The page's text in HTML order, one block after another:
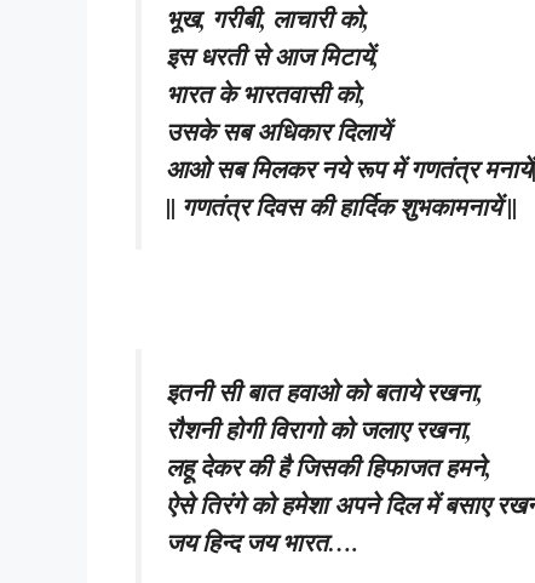
भूख, गरीबी, लाचारी को,
इस धरती से आज मिटायें,
भारत के भारतवासी को,
उसके सब अधिकार दिलायें
आओ सब मिलकर नये रूप में गणतंत्र
|| गणतंत्र दिवस की हार्दिक शुभकामनायें ||
इतनी सी बात हवाओ को बताये रखना,
रौशनी होगी विरागो को जलाए रखना,
लहू देकर की है जिसकी हिफाजत हमने,
ऐसे तिरंगे को हमेशा अपने दिल में बसाए
जय हिन्द जय भारत….